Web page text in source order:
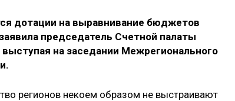
дотации на выравнивание бюджетов
председатель Счетной палаты
на заседании Межрегионального
регионов некоем образом не выстраивают